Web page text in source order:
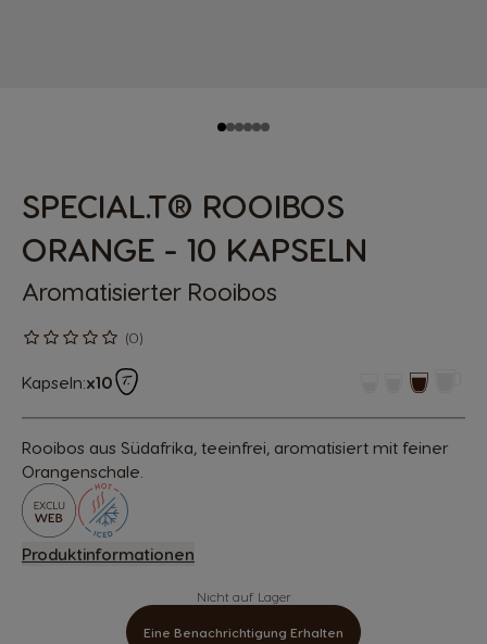
SPECIAL.T® ROOIBOS
ORANGE - 10 KAPSELN
Aromatisierter Rooibos
(0)
Kapseln:x10
Rooibos aus Südafrika, teeinfrei, aromatisiert mit feiner
Orangenschale.
Produktinformationen
Nicht auf Lager
Eine Benachrichtigung Erhalten